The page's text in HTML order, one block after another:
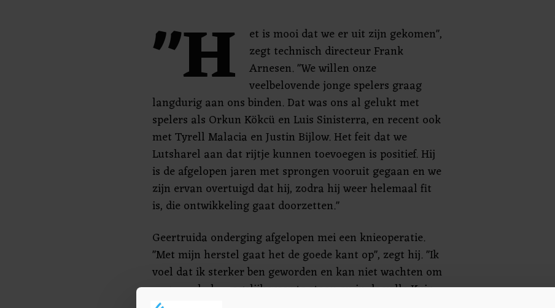
"H
et is mooi dat we er uit zijn gekomen",
zegt technisch directeur Frank
Arnesen. "We willen onze
veelbelovende jonge spelers graag
langdurig aan ons binden. Dat was ons al gelukt met
spelers als Orkun Kökcü en Luis Sinisterra, en recent ook
met Tyrell Malacia en Justin Bijlow. Het feit dat we
Lutsharel aan dat rijtje kunnen toevoegen is positief. Hij
is de afgelopen jaren met sprongen vooruit gegaan en we
zijn ervan overtuigd dat hij, zodra hij weer helemaal fit
is, die ontwikkeling gaat doorzetten."
Geertruida onderging afgelopen mei een knieoperatie.
"Met mijn herstel gaat het de goede kant op", zegt hij. "Ik
voel dat ik sterker ben geworden en kan niet wachten om
er zo snel als mogelijk weer te staan en in de volle Kuip